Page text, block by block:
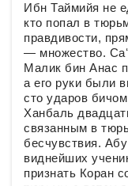
Ибн Таймийя не
кто попал в
правдивости,
— множество.
Малик бин Анас
а его руки были
сто ударов
Ханбаль
связанным в
бесчувствия.
виднейших
признать Коран